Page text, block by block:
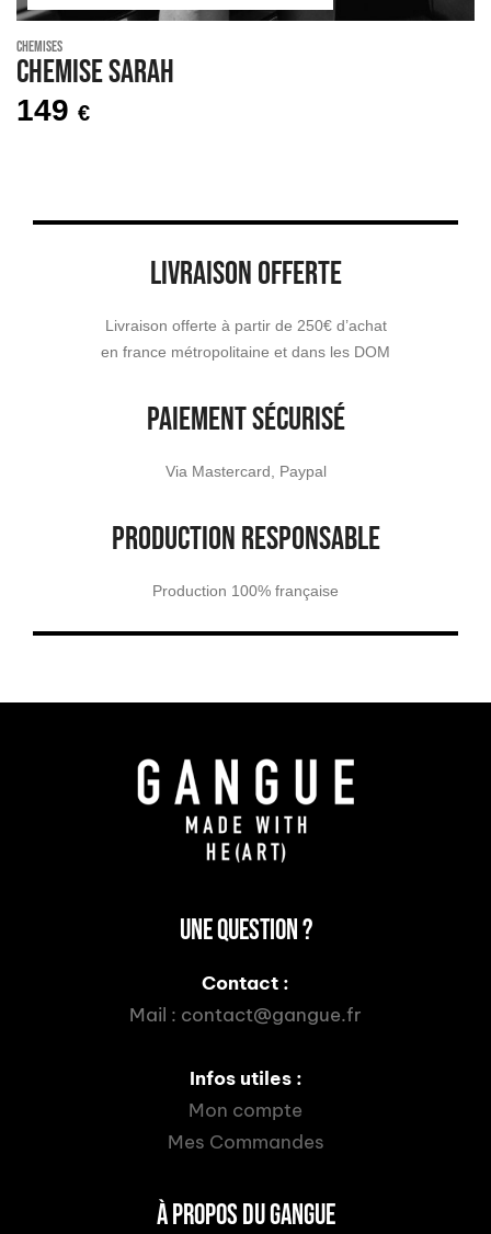
Chemises
Chemise SARAH
149 €
LIVRAISON OFFERTE
Livraison offerte à partir de 250€ d’achat
en france métropolitaine et dans les DOM
PAIEMENT SÉCURISÉ
Via Mastercard, Paypal
PRODUCTION RESPONSABLE
Production 100% française
UNE QUESTION ?
Contact :
Mail : contact@gangue.fr
Infos utiles :
Mon compte
Mes Commandes
À PROPOS DU GANGUE